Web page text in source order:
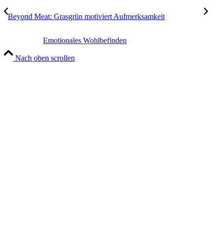
Beyond Meat: Grasgrün motiviert Aufmerksamkeit
Emotionales Wohlbefinden
Nach oben scrollen